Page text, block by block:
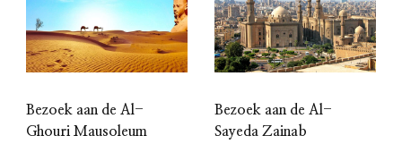
Bezoek aan de Al-
Ghouri Mausoleum
Bezoek aan de Al-
Sayeda Zainab